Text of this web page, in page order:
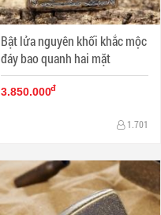
Bật lửa nguyên khối khắc mộc
đáy bao quanh hai mặt
3.850.000đ
1.701